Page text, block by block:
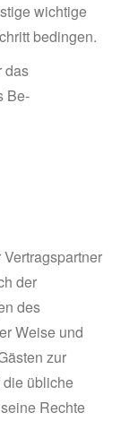
wichtige
bedingen.
das
Be-
der
des
Weise und
zur
übliche
Rechte